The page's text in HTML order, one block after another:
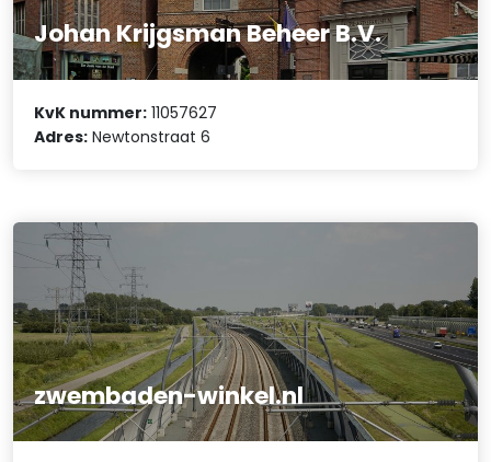
Johan Krijgsman Beheer B.V.
KvK nummer: 11057627
Adres: Newtonstraat 6
zwembaden-winkel.nl